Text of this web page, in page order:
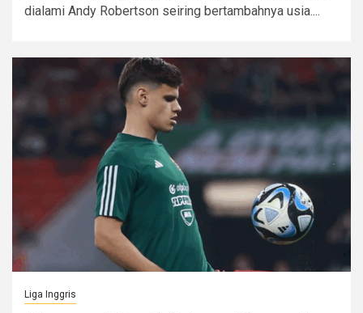
dialami Andy Robertson seiring bertambahnya usia....
Liga Inggris